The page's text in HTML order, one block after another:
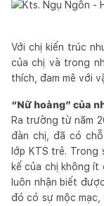
Với chị kiến trúc
của chị và trong
thích, đam mê với
“Nữ hoàng” của
Ra trường từ năm
đàn chị, đã có
lớp KTS trẻ. Trong
kế của chị không ít
luôn nhận biết
đó có sự mộc mạc,